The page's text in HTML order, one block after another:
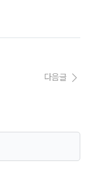
다음글